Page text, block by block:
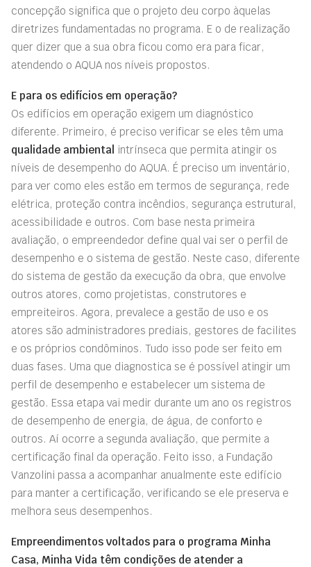
concepção significa que o projeto deu corpo àquelas
diretrizes fundamentadas no programa. E o de realização
quer dizer que a sua obra ficou como era para ficar,
atendendo o AQUA nos níveis propostos.
E para os edifícios em operação?
Os edifícios em operação exigem um diagnóstico
diferente. Primeiro, é preciso verificar se eles têm uma
qualidade ambiental intrínseca que permita atingir os
níveis de desempenho do AQUA. É preciso um inventário,
para ver como eles estão em termos de segurança, rede
elétrica, proteção contra incêndios, segurança estrutural,
acessibilidade e outros. Com base nesta primeira
avaliação, o empreendedor define qual vai ser o perfil de
desempenho e o sistema de gestão. Neste caso, diferente
do sistema de gestão da execução da obra, que envolve
outros atores, como projetistas, construtores e
empreiteiros. Agora, prevalece a gestão de uso e os
atores são administradores prediais, gestores de facilites
e os próprios condôminos. Tudo isso pode ser feito em
duas fases. Uma que diagnostica se é possível atingir um
perfil de desempenho e estabelecer um sistema de
gestão. Essa etapa vai medir durante um ano os registros
de desempenho de energia, de água, de conforto e
outros. Aí ocorre a segunda avaliação, que permite a
certificação final da operação. Feito isso, a Fundação
Vanzolini passa a acompanhar anualmente este edifício
para manter a certificação, verificando se ele preserva e
melhora seus desempenhos.
Empreendimentos voltados para o programa Minha
Casa, Minha Vida têm condições de atender a